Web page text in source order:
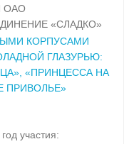
ОАО
«СЛАДКО»
КОРПУСАМИ
ГЛАЗУРЬЮ:
«ПРИНЦЕССА НА
ПРИВОЛЬЕ»
участия: